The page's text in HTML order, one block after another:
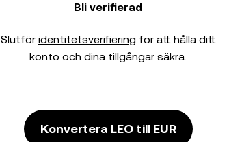
Bli verifierad
Slutför identitetsverifiering för att hålla ditt
konto och dina tillgångar säkra.
Konvertera LEO till EUR